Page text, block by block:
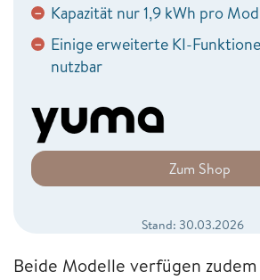
− Kapazität nur 1,9 kWh pro
− Einige erweiterte KI-
nutzbar
Zum Shop
Stand: 30.03.2026
Beide Modelle verfügen